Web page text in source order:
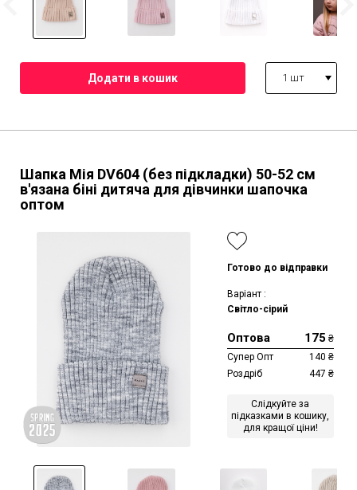
1 шт
Шапка Мія DV604 (без підкладки) 50-52 см
в'язана біні дитяча для дівчинки шапочка
оптом
Готово до відправки
Варіант :
Світло-сірий
Оптова 175 ₴
Супер Опт
140 ₴
Роздріб
447 ₴
Слідкуйте за
підказками в кошику,
для кращої ціни!